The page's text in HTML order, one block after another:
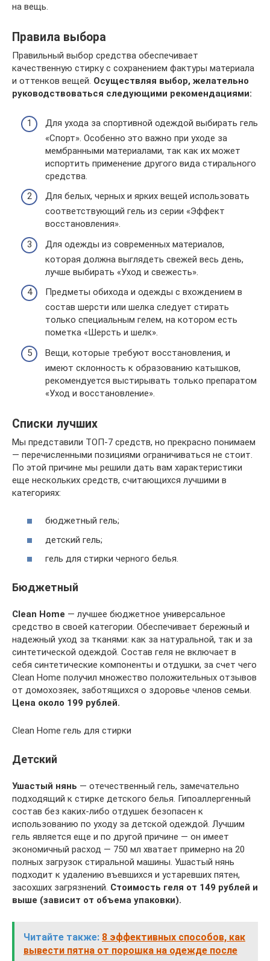
на вещь.
Правила выбора
Правильный выбор средства обеспечивает
качественную стирку с сохранением фактуры материала
и оттенков вещей. Осуществляя выбор, желательно
руководствоваться следующими рекомендациями:
Для ухода за спортивной одеждой выбирать гель
«Спорт». Особенно это важно при уходе за
мембранными материалами, так как их может
испортить применение другого вида стирального
средства.
Для белых, черных и ярких вещей использовать
соответствующий гель из серии «Эффект
восстановления».
Для одежды из современных материалов,
которая должна выглядеть свежей весь день,
лучше выбирать «Уход и свежесть».
Предметы обихода и одежды с вхождением в
состав шерсти или шелка следует стирать
только специальным гелем, на котором есть
пометка «Шерсть и шелк».
Вещи, которые требуют восстановления, и
имеют склонность к образованию катышков,
рекомендуется выстирывать только препаратом
«Уход и восстановление».
Списки лучших
Мы представили ТОП-7 средств, но прекрасно понимаем
— перечисленными позициями ограничиваться не стоит.
По этой причине мы решили дать вам характеристики
еще нескольких средств, считающихся лучшими в
категориях:
бюджетный гель;
детский гель;
гель для стирки черного белья.
Бюджетный
Clean Home — лучшее бюджетное универсальное
средство в своей категории. Обеспечивает бережный и
надежный уход за тканями: как за натуральной, так и за
синтетической одеждой. Состав геля не включает в
себя синтетические компоненты и отдушки, за счет чего
Clean Home получил множество положительных отзывов
от домохозяек, заботящихся о здоровье членов семьи.
Цена около 199 рублей.
Clean Home гель для стирки
Детский
Ушастый нянь — отечественный гель, замечательно
подходящий к стирке детского белья. Гипоаллергенный
состав без каких-либо отдушек безопасен к
использованию по уходу за детской одеждой. Лучшим
гель является еще и по другой причине — он имеет
экономичный расход — 750 мл хватает примерно на 20
полных загрузок стиральной машины. Ушастый нянь
подходит к удалению въевшихся и устаревших пятен,
засохших загрязнений. Стоимость геля от 149 рублей и
выше (зависит от объема упаковки).
Читайте также: 8 эффективных способов, как
вывести пятна от порошка на одежде после